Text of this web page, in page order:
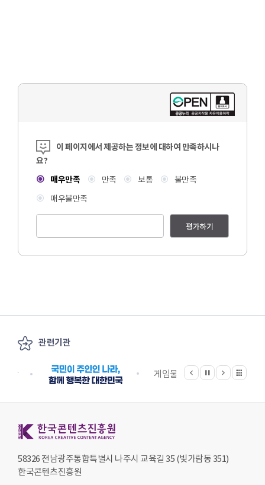
콘텐츠 만족도 조사
이 페이지에서 제공하는 정보에 대하여 만족하시나
요?
매우만족
만족 보통
불만족
매우불만족
평가하기
관련기관
게임물관리위원회
이전
정지
다음 관련기관 전체보기
58326 전남광주통합특별시 나주시 교육길 35 (빛가람동 351)
한국콘텐츠진흥원